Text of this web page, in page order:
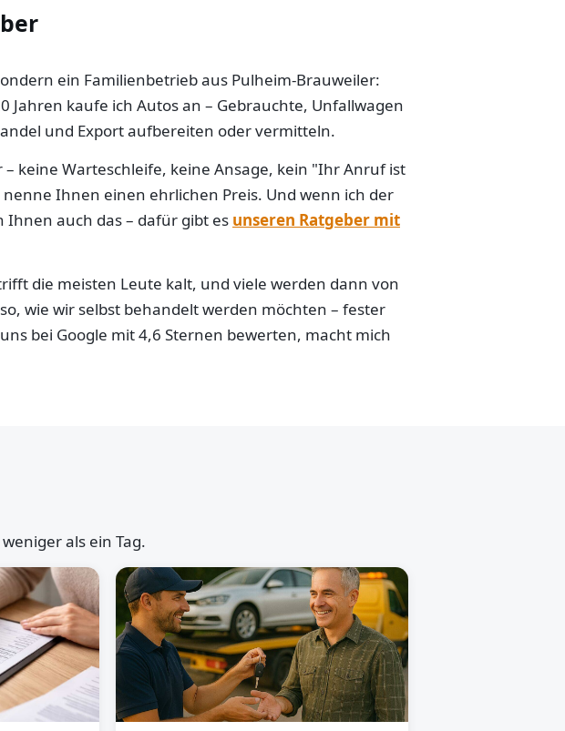
ein Familienbetrieb aus Pulheim-Brauweiler:
Jahren kaufe ich Autos an – Gebrauchte, Unfallwagen
und Export aufbereiten oder vermitteln.
keine Warteschleife, keine Ansage, kein "Ihr Anruf ist
Ihnen einen ehrlichen Preis. Und wenn ich der
Ihnen auch das – dafür gibt es unseren Ratgeber mit
die meisten Leute kalt, und viele werden dann von
wie wir selbst behandelt werden möchten – fester
bei Google mit 4,6 Sternen bewerten, macht mich
als ein Tag.